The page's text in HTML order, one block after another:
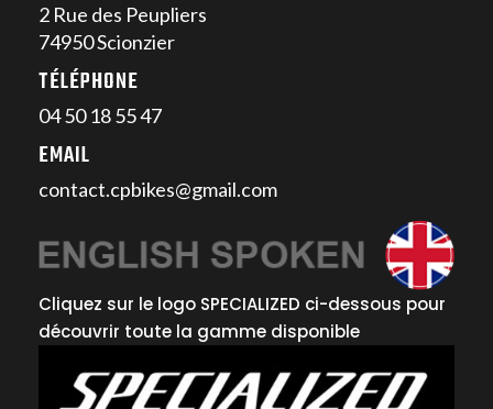
2 Rue des Peupliers
74950 Scionzier
TÉLÉPHONE
04 50 18 55 47
EMAIL
contact.cpbikes@gmail.com
Cliquez sur le logo SPECIALIZED ci-dessous pour
découvrir toute la gamme disponible